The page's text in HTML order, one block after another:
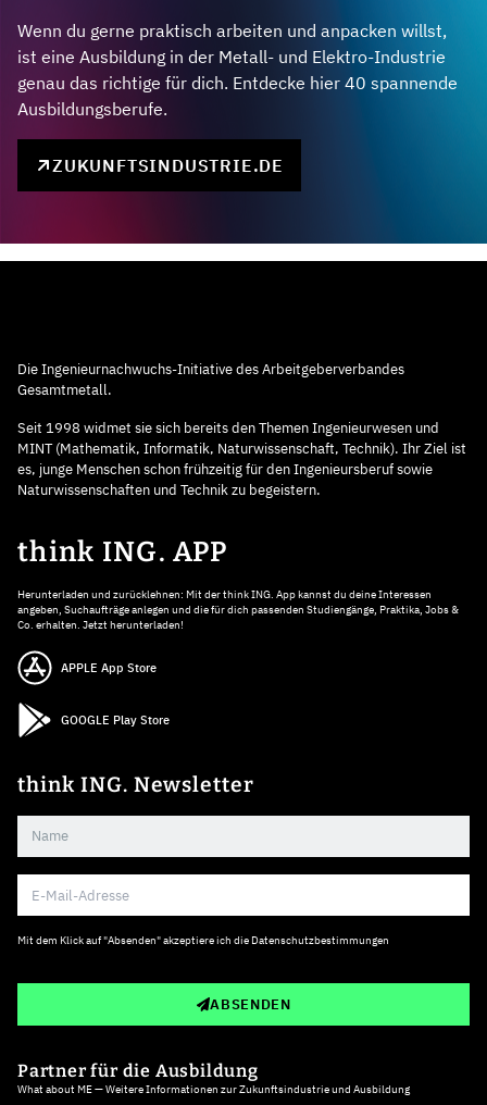
Wenn du gerne praktisch arbeiten und anpacken willst,
ist eine Ausbildung in der Metall- und Elektro-Industrie
genau das richtige für dich. Entdecke hier 40 spannende
Ausbildungsberufe.
ZUKUNFTSINDUSTRIE.DE
Die Ingenieurnachwuchs-Initiative des Arbeitgeberverbandes
Gesamtmetall.
Seit 1998 widmet sie sich bereits den Themen Ingenieurwesen und
MINT (Mathematik, Informatik, Naturwissenschaft, Technik). Ihr Ziel ist
es, junge Menschen schon frühzeitig für den Ingenieursberuf sowie
Naturwissenschaften und Technik zu begeistern.
think ING. APP
Herunterladen und zurücklehnen: Mit der think ING. App kannst du deine Interessen
angeben, Suchaufträge anlegen und die für dich passenden Studiengänge, Praktika, Jobs &
Co. erhalten. Jetzt herunterladen!
APPLE App Store
GOOGLE Play Store
think ING. Newsletter
Mit dem Klick auf "Absenden" akzeptiere ich die Datenschutzbestimmungen
ABSENDEN
Partner für die Ausbildung
What about ME — Weitere Informationen zur Zukunftsindustrie und Ausbildung